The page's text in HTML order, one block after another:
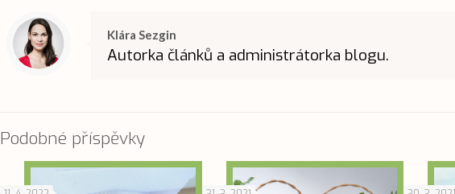
Klára Sezgin
Autorka článků a administrátorka blogu.
Podobné příspěvky